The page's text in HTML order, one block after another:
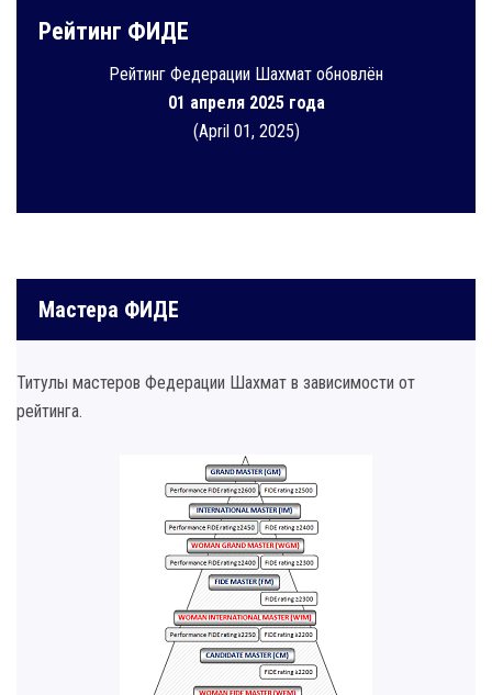
Рейтинг ФИДЕ
Рейтинг Федерации Шахмат обновлён
01 апреля 2025 года
(April 01, 2025)
Мастера ФИДЕ
Титулы мастеров Федерации Шахмат в зависимости от
рейтинга.